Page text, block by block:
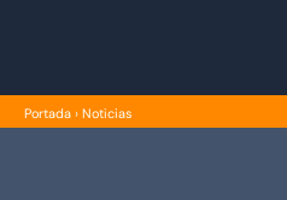
Portada › Noticias